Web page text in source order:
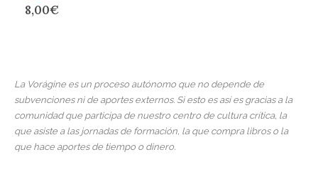
8,00€
La Vorágine es un proceso autónomo que no depende de
subvenciones ni de aportes externos. Si esto es así es gracias a la
comunidad que participa de nuestro centro de cultura crítica, la
que asiste a las jornadas de formación, la que compra libros o la
que hace aportes de tiempo o dinero.